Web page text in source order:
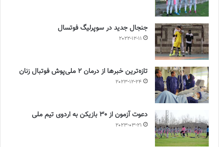
جنجال جدید در سوپرلیگ فوتسال
2022-12-11
تازه‌ترین خبرها از درمان ۲ ملی‌پوش فوتبال زنان
2023-12-24
دعوت آزمون از 30 بازیکن به اردوی تیم ملی
2023-03-21